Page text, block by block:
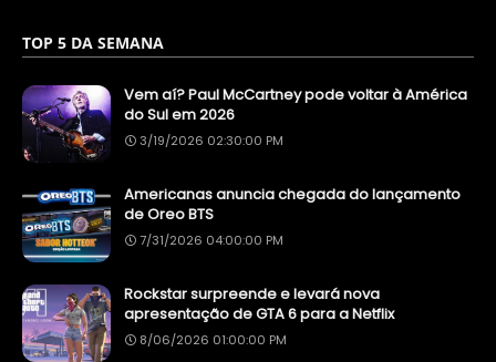
TOP 5 DA SEMANA
Vem aí? Paul McCartney pode voltar à América
do Sul em 2026
3/19/2026 02:30:00 PM
Americanas anuncia chegada do lançamento
de Oreo BTS
7/31/2026 04:00:00 PM
Rockstar surpreende e levará nova
apresentação de GTA 6 para a Netflix
8/06/2026 01:00:00 PM